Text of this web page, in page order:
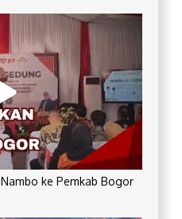
ke Pemkab Bogor